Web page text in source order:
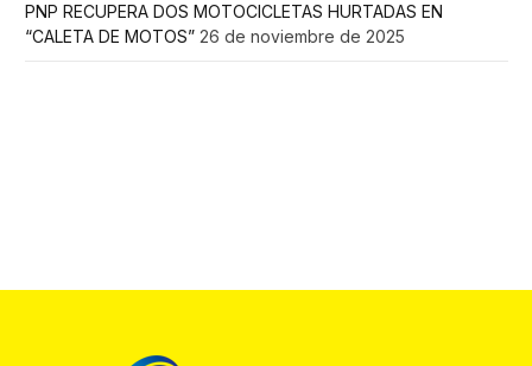
PNP RECUPERA DOS MOTOCICLETAS HURTADAS EN
“CALETA DE MOTOS” 26 de noviembre de 2025